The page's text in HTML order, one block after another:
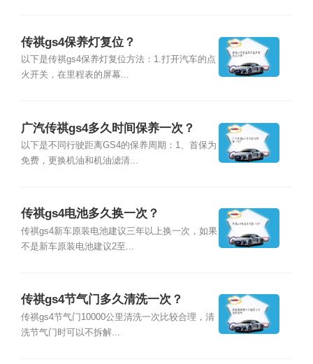
传祺gs4保养灯复位？
以下是传祺gs4保养灯复位方法：1.打开汽车的点
火开关，在里程表的屏幕...
广汽传祺gs4多久时间保养一次？
以下是不同行驶距离GS4的保养周期：1、首保为
免费，更换机油和机油滤清...
传祺gs4电池多久换一次？
传祺gs4新车原装电池建议三年以上换一次，如果
不是新车原装电池建议2至...
传祺gs4节气门多久清洗一次？
传祺gs4节气门10000公里清洗一次比较合理，清
洗节气门时可以不拆解...